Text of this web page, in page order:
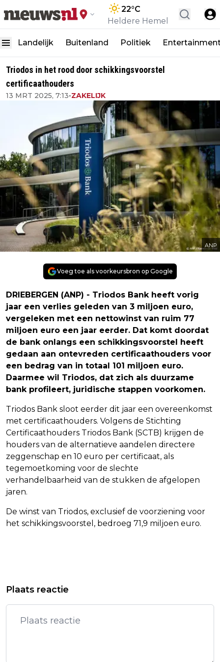
22°C
Heldere Hemel
Landelijk Buitenland Politiek
Triodos in het rood door schikkingsvoorstel
certificaathouders
13 MRT 2025, 7:13•ZAKELIJK
ANP
Voeg toe als voorkeursbron op Google
DRIEBERGEN (ANP) - Triodos Bank heeft vorig
jaar een verlies geleden van 3 miljoen euro,
vergeleken met een nettowinst van ruim 77
miljoen euro een jaar eerder. Dat komt doordat
de bank onlangs een schikkingsvoorstel heeft
gedaan aan ontevreden certificaathouders voor
een bedrag van in totaal 101 miljoen euro.
Daarmee wil Triodos, dat zich als duurzame
bank profileert, juridische stappen voorkomen.
Triodos Bank sloot eerder dit jaar een overeenkomst
met certificaathouders. Volgens de Stichting
Certificaathouders Triodos Bank (SCTB) krijgen de
houders van de alternatieve aandelen directere
zeggenschap en 10 euro per certificaat, als
tegemoetkoming voor de slechte
verhandelbaarheid van de stukken de afgelopen
jaren.
De winst van Triodos, exclusief de voorziening voor
het schikkingsvoorstel, bedroeg 71,9 miljoen euro.
SAMEN START-UPS HELPEN
EN VOGUE-ZANGERES DAWN
ROBINSON WOONT AL DRIE JAAR IN
HAAR AUTO
Plaats reactie